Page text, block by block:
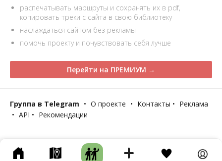
распечатывать маршруты и сохранять их в pdf,
копировать треки с сайта в свою библиотеку
наслаждаться сайтом без рекламы
помочь проекту и почувствовать себя лучше
Перейти на ПРЕМИУМ →
Группа в Telegram • О проекте • Контакты • Реклама
• API • Рекомендации